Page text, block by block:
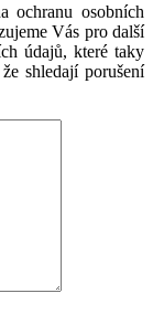
ochranu osobních
Vás pro další
údajů, které taky
shledají porušení